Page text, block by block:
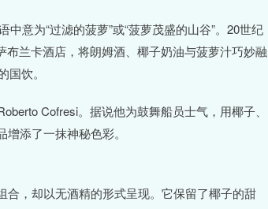
意为“过滤的菠萝”或“菠萝茂盛的山谷”。20世纪
兰卡酒店，将朗姆酒、椰子奶油与菠萝汁巧妙融
饮。
Cofresi。据说他为鼓舞船员士气，用椰子、
添了一抹神秘色彩。
合，却以无酒精的形式呈现。它保留了椰子的甜